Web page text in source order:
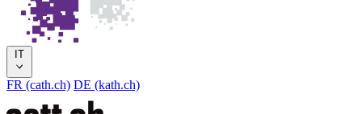
IT
FR (cath.ch) DE (kath.ch)